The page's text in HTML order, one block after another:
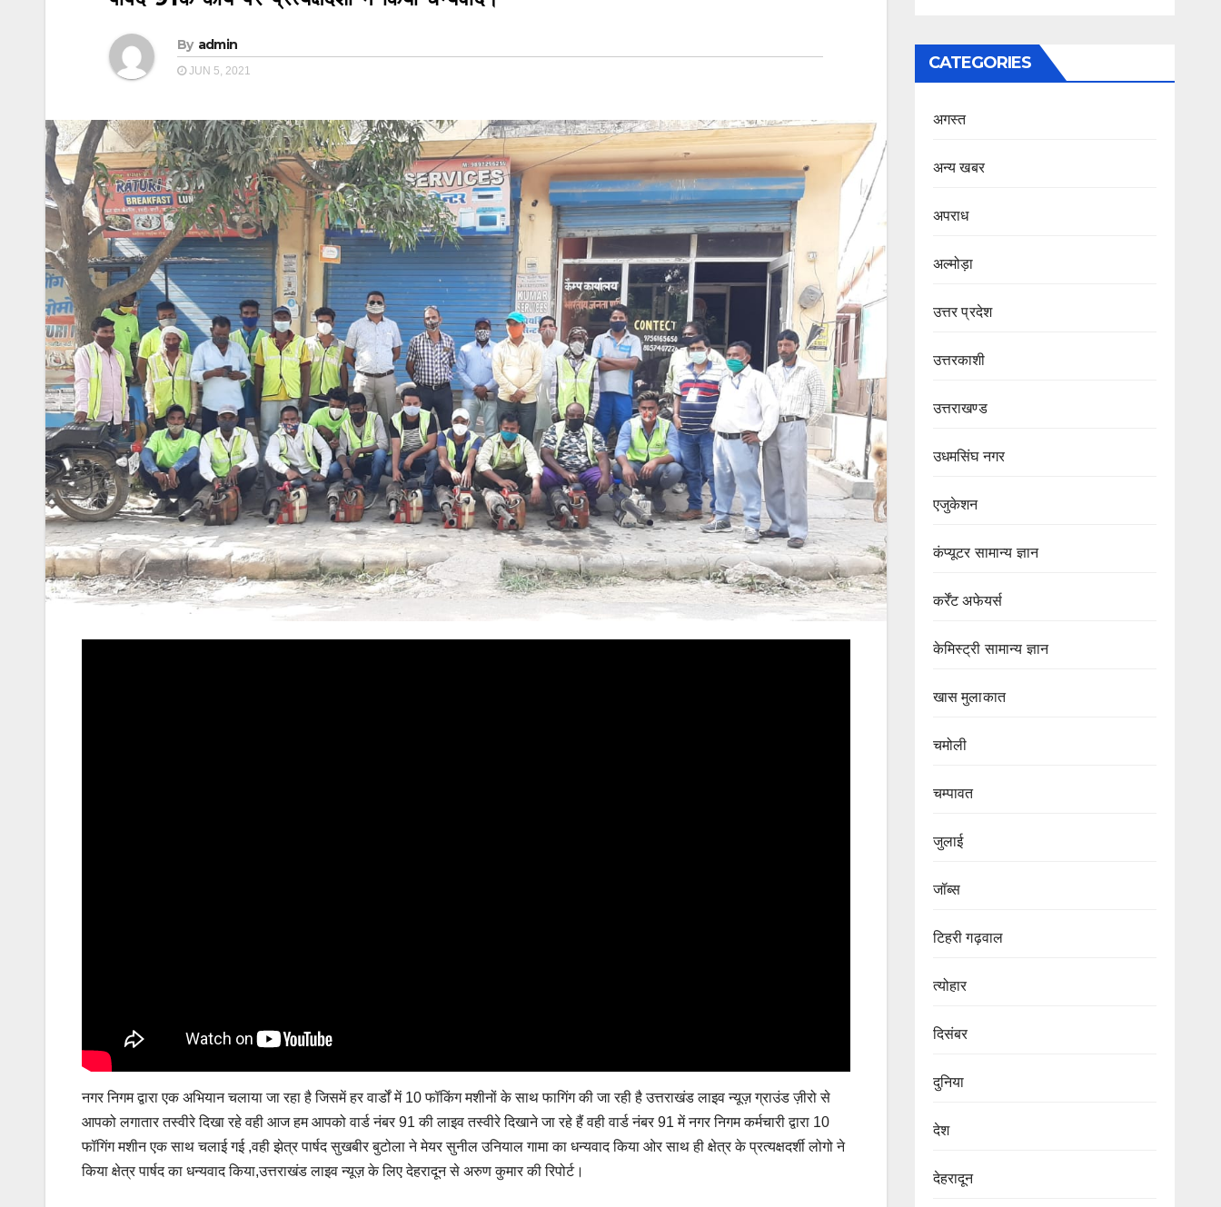
By admin
JUN 5, 2021
नगर निगम द्वारा एक अभियान चलाया जा रहा है जिसमें हर वार्डों में 10 फॉकिंग मशीनों के साथ फागिंग की जा रही है उत्तराखंड लाइव न्यूज़ ग्राउंड ज़ीरो से
आपको लगातार तस्वीरे दिखा रहे वही आज हम आपको वार्ड नंबर 91 की लाइव तस्वीरे दिखाने जा रहे हैं वही वार्ड नंबर 91 में नगर निगम कर्मचारी द्वारा 10
फॉगिंग मशीन एक साथ चलाई गई ,वही झेत्र पार्षद सुखबीर बुटोला ने मेयर सुनील उनियाल गामा का धन्यवाद किया ओर साथ ही क्षेत्र के प्रत्यक्षदर्शी लोगो ने
किया क्षेत्र पार्षद का धन्यवाद किया,उत्तराखंड लाइव न्यूज़ के लिए देहरादून से अरुण कुमार की रिपोर्ट।
CATEGORIES
अगस्त
अन्य खबर
अपराध
अल्मोड़ा
उत्तर प्रदेश
उत्तरकाशी
उत्तराखण्ड
उधमसिंघ नगर
एजुकेशन
कंप्यूटर सामान्य ज्ञान
कर्रेंट अफेयर्स
केमिस्ट्री सामान्य ज्ञान
खास मुलाकात
चमोली
चम्पावत
जुलाई
जॉब्स
टिहरी गढ़वाल
त्योहार
दिसंबर
दुनिया
देश
देहरादून